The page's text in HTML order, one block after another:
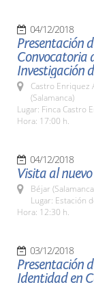
04/12/2018
Presentación
Convocatoria
Investigación
Castro Enriquez
(Salamanca)
Lugar: Finca Castro
Hora: 17:00 h.
04/12/2018
Visita al
Béjar
Lugar: Estación
Hora: 12:30 h.
03/12/2018
Presentación
Identidad en